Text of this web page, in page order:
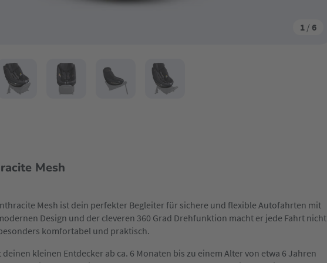
1 / 6
Mesh
Mesh ist dein perfekter Begleiter für sichere und flexible Autofahrten mit
Design und der cleveren 360 Grad Drehfunktion macht er jede Fahrt nicht
komfortabel und praktisch.
kleinen Entdecker ab ca. 6 Monaten bis zu einem Alter von etwa 6 Jahren